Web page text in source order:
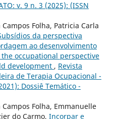
v. 9 n. 3 (2025): (ISSN
Folha, Patricia Carla
da perspectiva
ao desenvolvimento
occupational perspective
development , Revista
de Terapia Ocupacional -
Dossiê Temático -
Folha, Emmanuelle
do Carmo, Incorpar e